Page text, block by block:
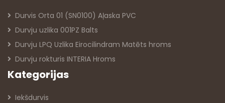
Durvis Orta 01 (SN0100) Aļaska PVC
Durvju uzlika 001PZ Balts
Durvju LPQ Uzlika Eirocilindram Matēts hroms
Durvju rokturis INTERIA Hroms
Kategorijas
Iekšdurvis